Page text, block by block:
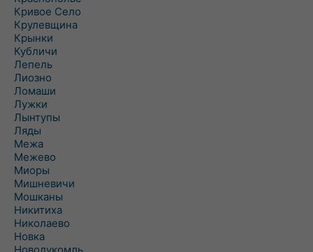
Кривое Село
Крулевщина
Крынки
Кубличи
Лепель
Лиозно
Ломаши
Лужки
Лынтупы
Ляды
Межа
Межево
Миоры
Мишневичи
Мошканы
Никитиха
Николаево
Новка